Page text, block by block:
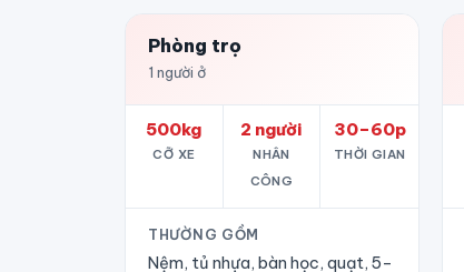
Phòng trọ
1 người ở
500kg
CỠ XE
2 người
NHÂN
CÔNG
30–60p
THỜI GIAN
THƯỜNG GỒM
Nệm, tủ nhựa, bàn học, quạt, 5–